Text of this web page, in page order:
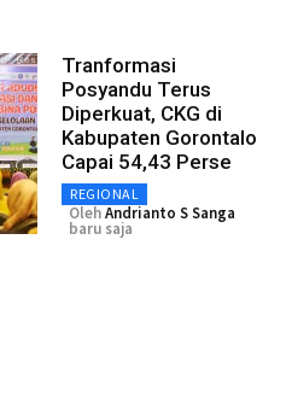
Tranformasi
Posyandu Terus
Diperkuat, CKG di
Kabupaten Gorontalo
Capai 54,43 Perse
REGIONAL
OlehAndrianto S Sanga
baru saja